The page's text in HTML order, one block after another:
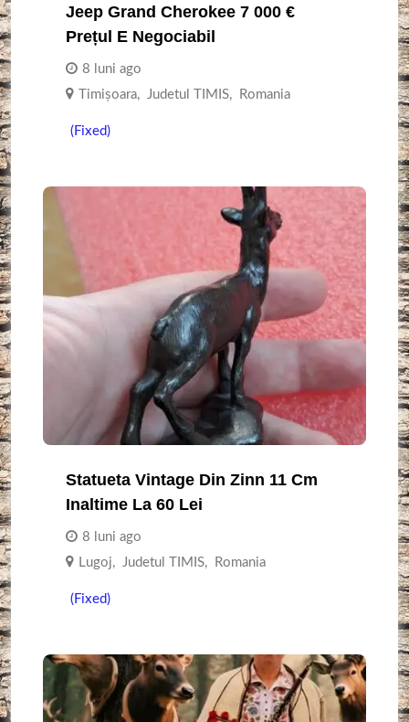
Jeep Grand Cherokee 7 000 €
Prețul E Negociabil
8 luni ago
Timişoara, Judetul TIMIS, Romania
(Fixed)
Statueta Vintage Din Zinn 11 Cm
Inaltime La 60 Lei
8 luni ago
Lugoj, Judetul TIMIS, Romania
(Fixed)